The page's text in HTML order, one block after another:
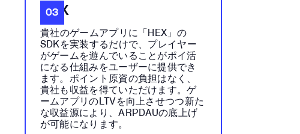
03
HEX
貴社のゲームアプリに「HEX」の
SDKを実装するだけで、プレイヤー
がゲームを遊んでいることがポイ活
になる仕組みをユーザーに提供でき
ます。ポイント原資の負担はなく、
貴社も収益を得ていただけます。ゲ
ームアプリのLTVを向上させつつ新た
な収益源により、ARPDAUの底上げ
が可能になります。